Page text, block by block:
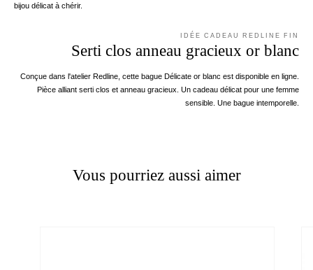
bijou délicat à chérir.
IDÉE CADEAU REDLINE FIN
Serti clos anneau gracieux or blanc
Conçue dans l'atelier Redline, cette bague Délicate or blanc est disponible en ligne.
Pièce alliant serti clos et anneau gracieux. Un cadeau délicat pour une femme
sensible. Une bague intemporelle.
Vous pourriez aussi aimer